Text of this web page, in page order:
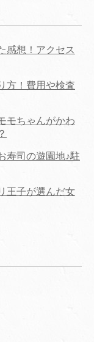
感想！アクセス
方！費用や検査
モちゃんがかわ
寿司の遊園地♪駐
王子が選んだ女